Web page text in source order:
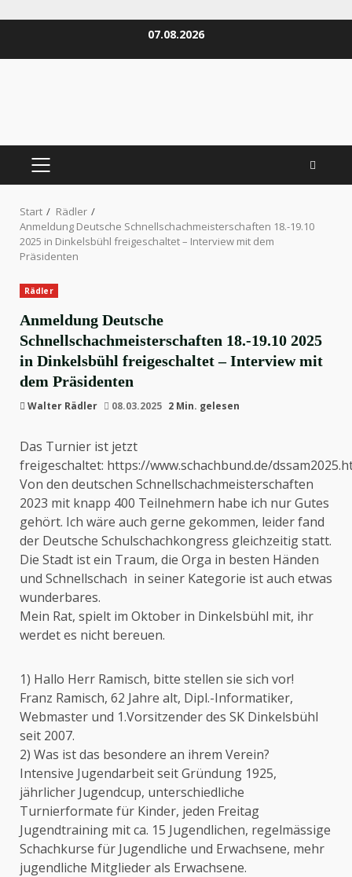
07.08.2026
PRIMÄRES
Start
Rädler
Anmeldung Deutsche Schnellschachmeisterschaften 18.-19.10
2025 in Dinkelsbühl freigeschaltet – Interview mit dem
Präsidenten
Rädler
Anmeldung Deutsche
Schnellschachmeisterschaften 18.-19.10 2025
in Dinkelsbühl freigeschaltet – Interview mit
dem Präsidenten
Walter Rädler 08.03.2025 2 Min. gelesen
Das Turnier ist jetzt
freigeschaltet: https://www.schachbund.de/
Von den deutschen Schnellschachmeisterschaften
2023 mit knapp 400 Teilnehmern habe ich nur Gutes
gehört. Ich wäre auch gerne gekommen, leider fand
der Deutsche Schulschachkongress gleichzeitig statt.
Die Stadt ist ein Traum, die Orga in besten Händen
und Schnellschach in seiner Kategorie ist auch etwas
wunderbares.
Mein Rat, spielt im Oktober in Dinkelsbühl mit, ihr
werdet es nicht bereuen.
1) Hallo Herr Ramisch, bitte stellen sie sich vor!
Franz Ramisch, 62 Jahre alt, Dipl.-Informatiker,
Webmaster und 1.Vorsitzender des SK Dinkelsbühl
seit 2007.
2) Was ist das besondere an ihrem Verein?
Intensive Jugendarbeit seit Gründung 1925,
jährlicher Jugendcup, unterschiedliche
Turnierformate für Kinder, jeden Freitag
Jugendtraining mit ca. 15 Jugendlichen, regelmässige
Schachkurse für Jugendliche und Erwachsene, mehr
jugendliche Mitglieder als Erwachsene.